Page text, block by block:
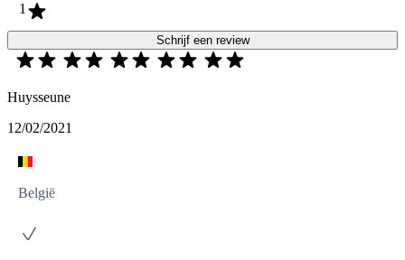
1
Schrijf een review
Huysseune
12/02/2021
België